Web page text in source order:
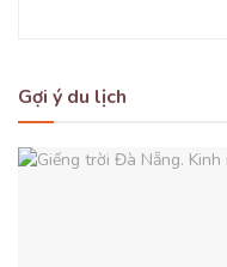
Gợi ý du lịch